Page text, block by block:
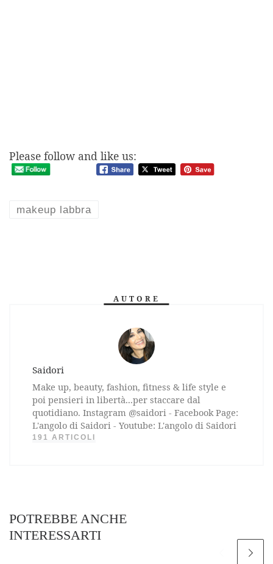
Please follow and like us:
makeup labbra
AUTORE
Saidori
Make up, beauty, fashion, fitness & life style e
poi pensieri in libertà...per staccare dal
quotidiano. Instagram @saidori - Facebook Page:
L'angolo di Saidori - Youtube: L'angolo di Saidori
191 ARTICOLI
POTREBBE ANCHE
INTERESSARTI